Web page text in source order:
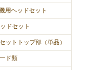
用ヘッドセット
ドセット
ットトップ部（単品）
ド類